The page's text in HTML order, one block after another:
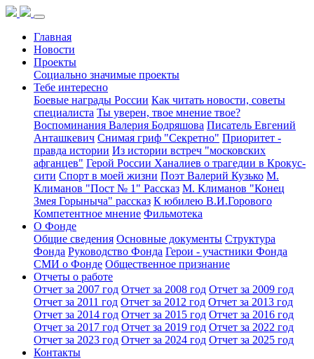
Главная
Новости
Проекты
Социально значимые проекты
Тебе интересно
Боевые награды России Как читать новости, советы
специалиста Ты уверен, твое мнение твое?
Воспоминания Валерия Бодряшова Писатель Евгений
Анташкевич Снимая гриф "Секретно" Приоритет -
правда истории Из истории встреч "московских
афганцев" Герой России Ханалиев о трагедии в Крокус-
сити Спорт в моей жизни Поэт Валерий Кузько М.
Климанов "Пост № 1" Рассказ М. Климанов "Конец
Змея Горыныча" рассказ К юбилею В.И.Горового
Компетентное мнение Фильмотека
О Фонде
Общие сведения Основные документы Структура
Фонда Руководство Фонда Герои - участники Фонда
СМИ о Фонде Общественное признание
Отчеты о работе
Отчет за 2007 год Отчет за 2008 год Отчет за 2009 год
Отчет за 2011 год Отчет за 2012 год Отчет за 2013 год
Отчет за 2014 год Отчет за 2015 год Отчет за 2016 год
Отчет за 2017 год Отчет за 2019 год Отчет за 2022 год
Отчет за 2023 год Отчет за 2024 год Отчет за 2025 год
Контакты